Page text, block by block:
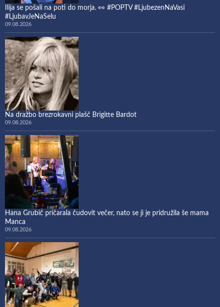
Ilija se pošali na poti do morja. 👀 #POPTV #LjubezenNaVasi
#LjubavJeNaSelu
09.08.2026
Na dražbo brezrokavni plašč Brigitte Bardot
09.08.2026
Hana Grubič pričarala čudovit večer, nato se ji je pridružila še mama
Manca
09.08.2026